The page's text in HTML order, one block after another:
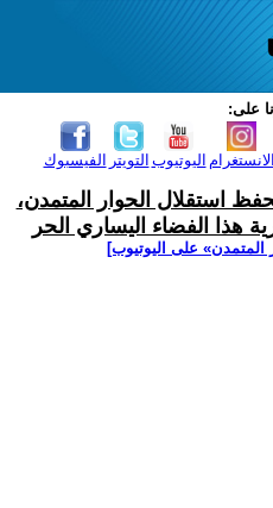
على:
الفيسبوك التويتر اليوتيوب الانستغرام
استقلال الحوار المتمدن،
هذا الفضاء اليساري الحر
المتمدن» على اليوتيوب]